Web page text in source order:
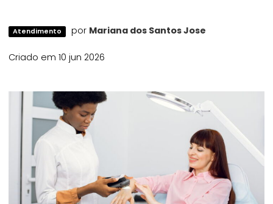
Atendimento por Mariana dos Santos Jose
Criado em 10 jun 2026